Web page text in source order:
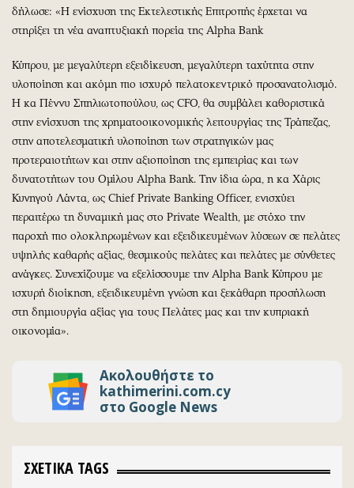
δήλωσε: «Η ενίσχυση της Εκτελεστικής Επιτροπής έρχεται να
στηρίξει τη νέα αναπτυξιακή πορεία της Alpha Bank
Κύπρου, με μεγαλύτερη εξειδίκευση, μεγαλύτερη ταχύτητα στην
υλοποίηση και ακόμη πιο ισχυρό πελατοκεντρικό προσανατολισμό.
Η κα Πέννυ Σπηλιωτοπούλου, ως CFO, θα συμβάλει καθοριστικά
στην ενίσχυση της χρηματοοικονομικής λειτουργίας της Τράπεζας,
στην αποτελεσματική υλοποίηση των στρατηγικών μας
προτεραιοτήτων και στην αξιοποίηση της εμπειρίας και των
δυνατοτήτων του Ομίλου Alpha Bank. Την ίδια ώρα, η κα Χάρις
Κυνηγού Λάντα, ως Chief Private Banking Officer, ενισχύει
περαιτέρω τη δυναμική μας στο Private Wealth, με στόχο την
παροχή πιο ολοκληρωμένων και εξειδικευμένων λύσεων σε πελάτες
υψηλής καθαρής αξίας, θεσμικούς πελάτες και πελάτες με σύνθετες
ανάγκες. Συνεχίζουμε να εξελίσσουμε την Alpha Bank Κύπρου με
ισχυρή διοίκηση, εξειδικευμένη γνώση και ξεκάθαρη προσήλωση
στη δημιουργία αξίας για τους Πελάτες μας και την κυπριακή
οικονομία».
Ακολουθήστε το
kathimerini.com.cy
στο Google News
ΣΧΕΤΙΚΑ TAGS